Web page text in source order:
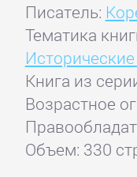
Писатель:
Тематика
Книга из
Возрастное
Объем: 330